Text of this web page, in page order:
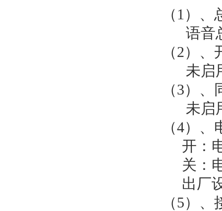
（1）、
语音总
（2）、
未启
（3）、
未启
（4）、
开：电
关：电
出厂设
（5）、